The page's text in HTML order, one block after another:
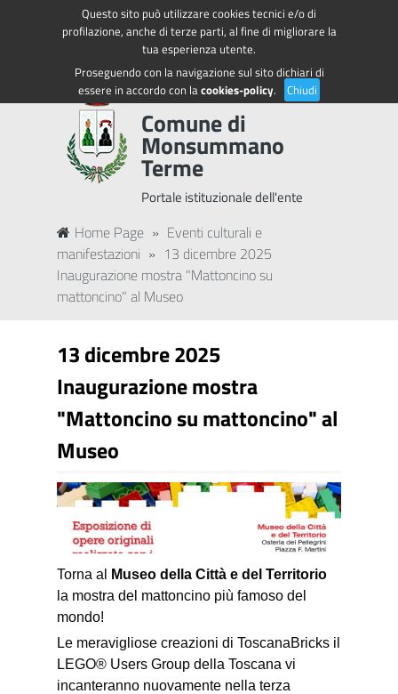
Questo sito può utilizzare cookies tecnici e/o di
profilazione, anche di terze parti, al fine di migliorare la
tua esperienza utente.
Proseguendo con la navigazione sul sito dichiari di
essere in accordo con lacookies-policy. Chiudi
Regione Toscana Accedi ai servizi
Comune di
Monsummano
Terme
Portale istituzionale dell'ente
Home Page » Eventi culturali e
manifestazioni » 13 dicembre 2025
Inaugurazione mostra "Mattoncino su
mattoncino" al Museo
13 dicembre 2025
Inaugurazione mostra
"Mattoncino su mattoncino" al
Museo
Torna al
Museo della Città e del Territorio
la mostra del mattoncino più famoso del
mondo!
Le meravigliose creazioni di ToscanaBricks il
LEGO® Users Group della Toscana vi
incanteranno nuovamente nella terza